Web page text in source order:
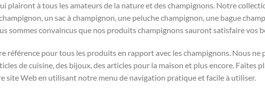
plairont à tous les amateurs de la nature et des champignons. Notre
un sac à champignon, une peluche champignon, une bague
sommes convaincus que nos produits champignons sauront satisfaire vos
référence pour tous les produits en rapport avec les champignons. Nous ne
de cuisine, des bijoux, des articles pour la maison et plus encore. Faites
site Web en utilisant notre menu de navigation pratique et facile à utiliser.